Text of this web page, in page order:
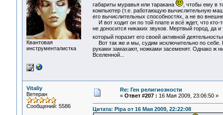
Квантовая
инструменталистка
габариты муравья или таракана
, чтобы ему в
компьютер (т.е. работающую вычислительную
его вычислительных способностях, а не во
И вот ходит он по той плате и всё ждет, что
не доносится никаких звуков. Мертвый город, да
который поразит его своей активной
Вот так же и мы, судим исключительно по себе.
руками замахают, ножками засеменят. Однако ж
Вселенной...
Vitaliy
Ветеран
Сообщений: 5586
Re: Ген религиозности
« Ответ #207 : 16 Мая 2009, 23:06:50 »
Цитата: Pipa от 16 Мая 2009, 22:22:08